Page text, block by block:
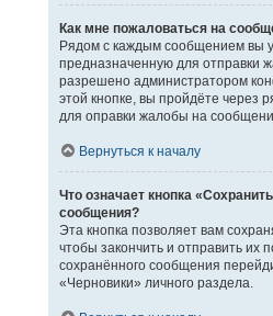
Как мне пожаловаться на
Рядом с каждым сообщением вы
предназначенную для отправки
разрешено администратором
этой кнопке, вы пройдёте через
для оправки жалобы на
Вернуться к началу
Что означает кнопка
сообщения?
Эта кнопка позволяет вам
чтобы закончить и отправить их
сохранённого сообщения
«Черновики» личного раздела.